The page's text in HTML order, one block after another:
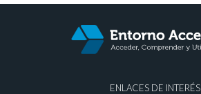
ENLACES DE INTERÉS